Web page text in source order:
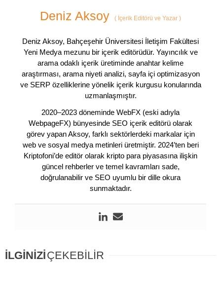
Deniz Aksoy ( İçerik Editörü ve Yazar )
Deniz Aksoy, Bahçeşehir Üniversitesi İletişim Fakültesi
Yeni Medya mezunu bir içerik editörüdür. Yayıncılık ve
arama odaklı içerik üretiminde anahtar kelime
araştırması, arama niyeti analizi, sayfa içi optimizasyon
ve SERP özelliklerine yönelik içerik kurgusu konularında
uzmanlaşmıştır.
2020–2023 döneminde WebFX (eski adıyla
WebpageFX) bünyesinde SEO içerik editörü olarak
görev yapan Aksoy, farklı sektörlerdeki markalar için
web ve sosyal medya metinleri üretmiştir. 2024’ten beri
Kriptofoni’de editör olarak kripto para piyasasına ilişkin
güncel rehberler ve temel kavramları sade,
doğrulanabilir ve SEO uyumlu bir dille okura
sunmaktadır.
İLGİNİZİÇEKEBİLİR